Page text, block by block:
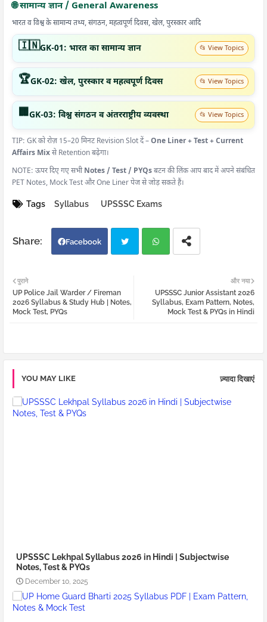
🌐 सामान्य ज्ञान / General Awareness
भारत व विश्व के सामान्य तथ्य, संगठन, महत्वपूर्ण दिवस, खेल, पुरस्कार आदि
🇮🇳GK-01: भारत का सामान्य ज्ञान 📂 View Topics
🏆GK-02: खेल, पुरस्कार व महत्वपूर्ण दिवस 📂 View Topics
🏢GK-03: विश्व संगठन व अंतरराष्ट्रीय व्यवस्था 📂 View Topics
TIP: GK को रोज़ 15–20 मिनट Revision Slot दें –One Liner + Test + Current
Affairs Mixसे Retention बढ़ेगा।
NOTE: ऊपर दिए गए सभीNotes / Test / PYQsबटन की लिंक आप बाद में अपने संबंधित
PET Notes, Mock Test और One Liner पेज से जोड़ सकते हैं।
Tags Syllabus UPSSSC Exams
Facebook
tter atsa
और नया
UPSSSC Junior Assistant 2026
Syllabus, Exam Pattern, Notes,
Mock Test & PYQs in Hindi
पुराने
UP Police Jail Warder / Fireman
2026 Syllabus & Study Hub | Notes,
Mock Test, PYQs
YOU MAY LIKE ज़्यादा दिखाएं
UPSSSC Lekhpal Syllabus 2026 in Hindi | Subjectwise
Notes, Test & PYQs
December 10, 2025